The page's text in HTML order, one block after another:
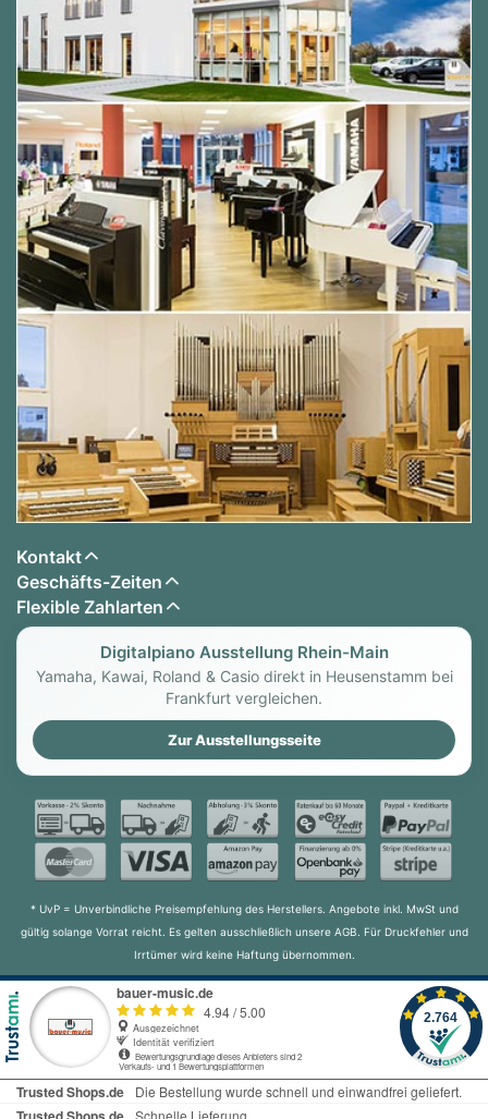
Kontakt
Geschäfts-Zeiten
Flexible Zahlarten
Digitalpiano Ausstellung Rhein-Main
Yamaha, Kawai, Roland & Casio direkt in Heusenstamm bei
Frankfurt vergleichen.
Zur Ausstellungsseite
* UvP = Unverbindliche Preisempfehlung des Herstellers. Angebote inkl. MwSt und
gültig solange Vorrat reicht. Es gelten ausschließlich unsere AGB. Für Druckfehler und
Irrtümer wird keine Haftung übernommen.